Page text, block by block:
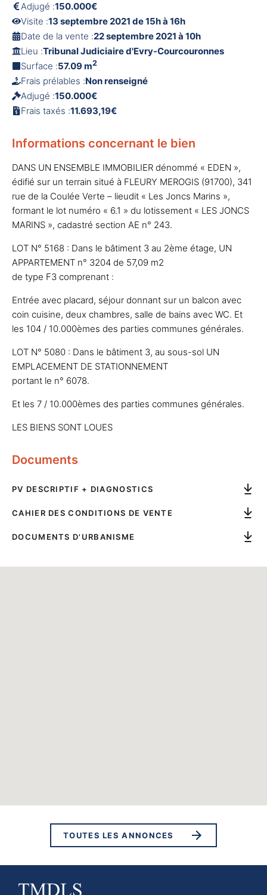
Adjugé :150.000€
Visite :13 septembre 2021 de 15h à 16h
Date de la vente :22 septembre 2021 à 10h
Lieu :Tribunal Judiciaire d'Evry-Courcouronnes
Surface :57.09 m2
Frais prélables :Non renseigné
Adjugé :150.000€
Frais taxés :11.693,19€
Informations concernant le bien
DANS UN ENSEMBLE IMMOBILIER dénommé « EDEN »,
édifié sur un terrain situé à FLEURY MEROGIS (91700), 341
rue de la Coulée Verte – lieudit « Les Joncs Marins »,
formant le lot numéro « 6.1 » du lotissement « LES JONCS
MARINS », cadastré section AE n° 243.
LOT N° 5168 : Dans le bâtiment 3 au 2ème étage, UN
APPARTEMENT n° 3204 de 57,09 m2
de type F3 comprenant :
Entrée avec placard, séjour donnant sur un balcon avec
coin cuisine, deux chambres, salle de bains avec WC. Et
les 104 / 10.000èmes des parties communes générales.
LOT N° 5080 : Dans le bâtiment 3, au sous-sol UN
EMPLACEMENT DE STATIONNEMENT
portant le n° 6078.
Et les 7 / 10.000èmes des parties communes générales.
LES BIENS SONT LOUES
Documents
PV DESCRIPTIF + DIAGNOSTICS
CAHIER DES CONDITIONS DE VENTE
DOCUMENTS D'URBANISME
TOUTES LES ANNONCES